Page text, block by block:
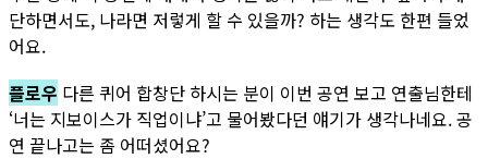
단하면서도, 나라면 저렇게 할 수 있을까? 하는 생각도 한편 들었
어요.
플로우 다른 퀴어 합창단 하시는 분이 이번 공연 보고 연출님한테
‘너는 지보이스가 직업이냐’고 물어봤다던 얘기가 생각나네요. 공
연 끝나고는 좀 어떠셨어요?